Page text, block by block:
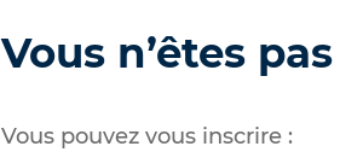
Vous n’êtes
Vous pouvez vous inscrire :